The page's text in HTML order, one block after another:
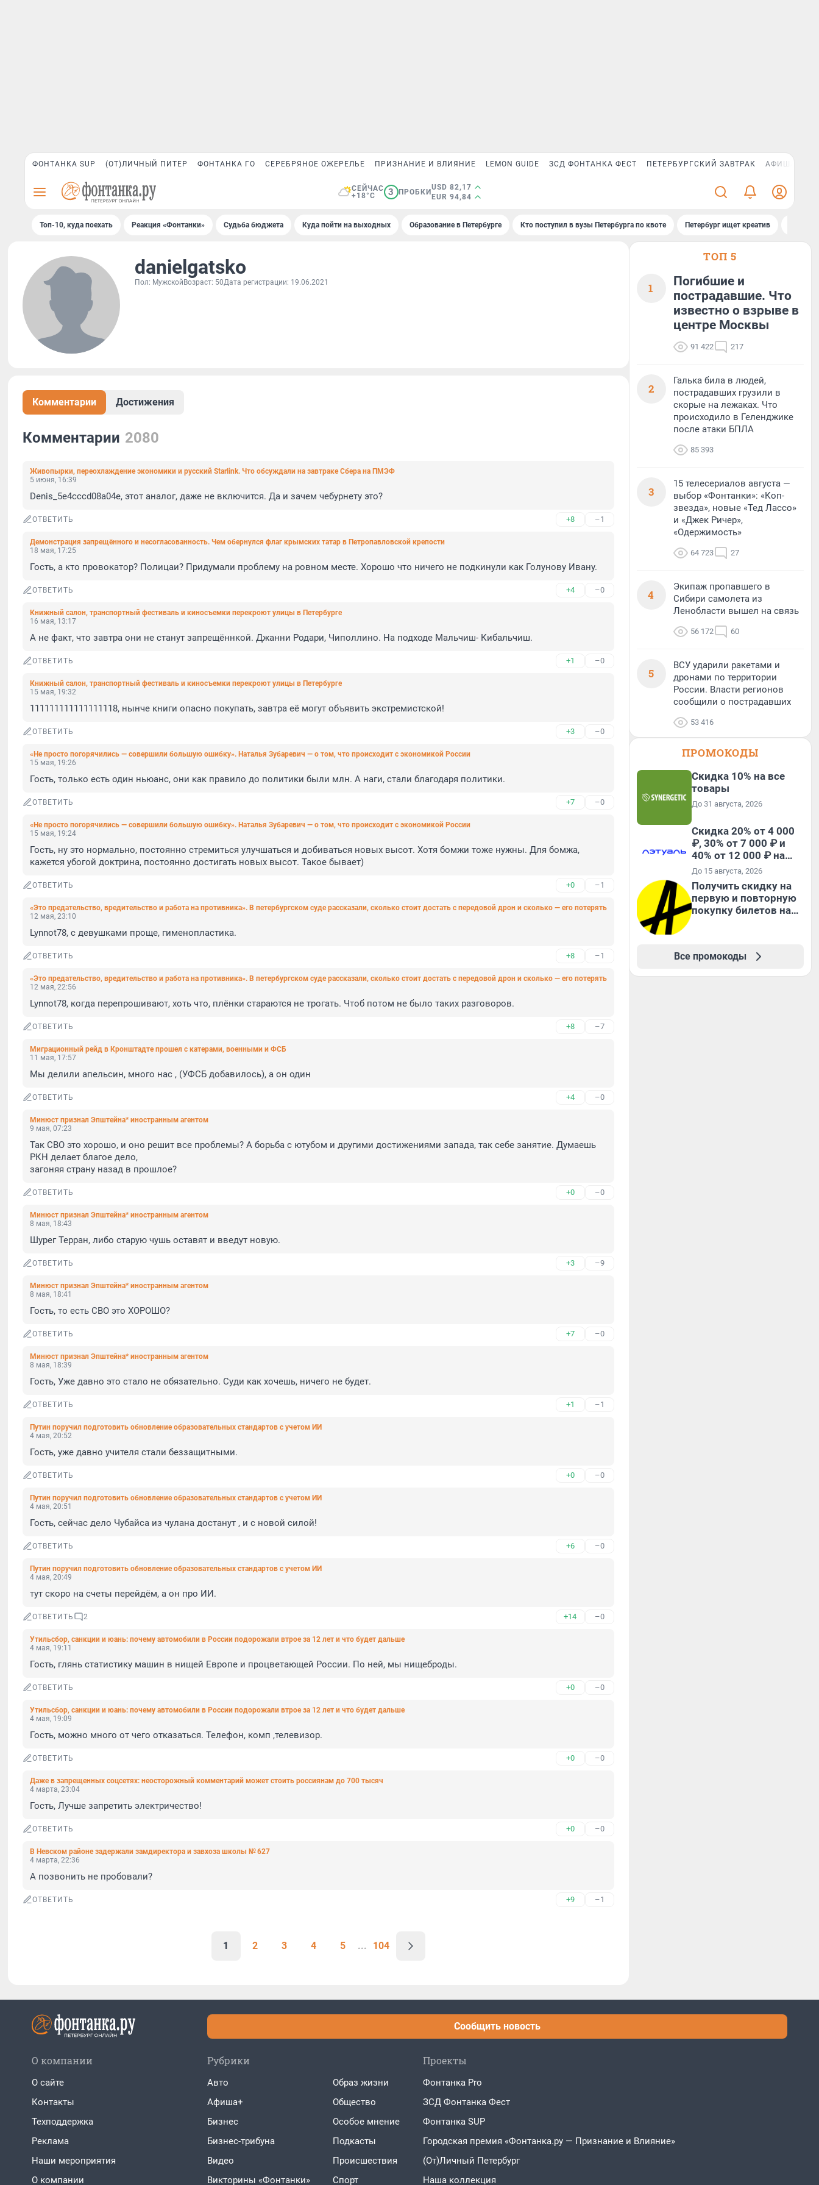
ФОНТАНКА SUP (ОТ)ЛИЧНЫЙ ПИТЕР ФОНТАНКА ГО СЕРЕБРЯНОЕ ОЖЕРЕЛЬЕ ПРИЗНАНИЕ И ВЛИЯНИЕ LEMON GUIDE ЗСД ФОНТАНКА ФЕСТ ПЕТЕРБУРГСКИЙ ЗАВТРАК АФИША PLUS
СЕЙЧАС
+18°C
3 ПРОБКИ
USD 82,17
EUR 94,84
Топ-10, куда поехать Реакция «Фонтанки» Судьба бюджета Куда пойти на выходных Образование в Петербурге Кто поступил в вузы Петербурга по квоте Петербург ищет креатив
danielgatsko
Пол: Мужской Возраст: 50Дата регистрации: 19.06.2021
Комментарии Достижения
Комментарии 2080
Живопырки, переохлаждение экономики и русский Starlink. Что обсуждали на завтраке Сбера на ПМЭФ
5 июня, 16:39
Denis_5e4cccd08a04e, этот аналог, даже не включится. Да и зачем чебурнету это?
ОТВЕТИТЬ +8 –1
Демонстрация запрещённого и несогласованность. Чем обернулся флаг крымских татар в Петропавловской крепости
18 мая, 17:25
Гость, а кто провокатор? Полицаи? Придумали проблему на ровном месте. Хорошо что ничего не подкинули как Голунову Ивану.
ОТВЕТИТЬ +4 –0
Книжный салон, транспортный фестиваль и киносъемки перекроют улицы в Петербурге
16 мая, 13:17
А не факт, что завтра они не станут запрещённкой. Джанни Родари, Чиполлино. На подходе Мальчиш- Кибальчиш.
ОТВЕТИТЬ +1 –0
Книжный салон, транспортный фестиваль и киносъемки перекроют улицы в Петербурге
15 мая, 19:32
111111111111111118, нынче книги опасно покупать, завтра её могут объявить экстремистской!
ОТВЕТИТЬ +3 –0
«Не просто погорячились — совершили большую ошибку». Наталья Зубаревич — о том, что происходит с экономикой России
15 мая, 19:26
Гость, только есть один ньюанс, они как правило до политики были млн. А наги, стали благодаря политики.
ОТВЕТИТЬ +7 –0
«Не просто погорячились — совершили большую ошибку». Наталья Зубаревич — о том, что происходит с экономикой России
15 мая, 19:24
Гость, ну это нормально, постоянно стремиться улучшаться и добиваться новых высот. Хотя бомжи тоже нужны. Для бомжа,
кажется убогой доктрина, постоянно достигать новых высот. Такое бывает)
ОТВЕТИТЬ +0 –1
«Это предательство, вредительство и работа на противника». В петербургском суде рассказали, сколько стоит достать с передовой дрон и сколько — его потерять
12 мая, 23:10
Lynnot78, с девушками проще, гименопластика.
ОТВЕТИТЬ +8 –1
«Это предательство, вредительство и работа на противника». В петербургском суде рассказали, сколько стоит достать с передовой дрон и сколько — его потерять
12 мая, 22:56
Lynnot78, когда перепрошивают, хоть что, плёнки стараются не трогать. Чтоб потом не было таких разговоров.
ОТВЕТИТЬ +8 –7
Миграционный рейд в Кронштадте прошел с катерами, военными и ФСБ
11 мая, 17:57
Мы делили апельсин, много нас , (УФСБ добавилось), а он один
ОТВЕТИТЬ +4 –0
Минюст признал Эпштейна* иностранным агентом
9 мая, 07:23
Так СВО это хорошо, и оно решит все проблемы? А борьба с ютубом и другими достижениями запада, так себе занятие. Думаешь
РКН делает благое дело,
загоняя страну назад в прошлое?
ОТВЕТИТЬ +0 –0
Минюст признал Эпштейна* иностранным агентом
8 мая, 18:43
Шурег Терран, либо старую чушь оставят и введут новую.
ОТВЕТИТЬ +3 –9
Минюст признал Эпштейна* иностранным агентом
8 мая, 18:41
Гость, то есть СВО это ХОРОШО?
ОТВЕТИТЬ +7 –0
Минюст признал Эпштейна* иностранным агентом
8 мая, 18:39
Гость, Уже давно это стало не обязательно. Суди как хочешь, ничего не будет.
ОТВЕТИТЬ +1 –1
Путин поручил подготовить обновление образовательных стандартов с учетом ИИ
4 мая, 20:52
Гость, уже давно учителя стали беззащитными.
ОТВЕТИТЬ +0 –0
Путин поручил подготовить обновление образовательных стандартов с учетом ИИ
4 мая, 20:51
Гость, сейчас дело Чубайса из чулана достанут , и с новой силой!
ОТВЕТИТЬ +6 –0
Путин поручил подготовить обновление образовательных стандартов с учетом ИИ
4 мая, 20:49
тут скоро на счеты перейдём, а он про ИИ.
ОТВЕТИТЬ 2 +14 –0
Утильсбор, санкции и юань: почему автомобили в России подорожали втрое за 12 лет и что будет дальше
4 мая, 19:11
Гость, глянь статистику машин в нищей Европе и процветающей России. По ней, мы нищеброды.
ОТВЕТИТЬ +0 –0
Утильсбор, санкции и юань: почему автомобили в России подорожали втрое за 12 лет и что будет дальше
4 мая, 19:09
Гость, можно много от чего отказаться. Телефон, комп ,телевизор.
ОТВЕТИТЬ +0 –0
Даже в запрещенных соцсетях: неосторожный комментарий может стоить россиянам до 700 тысяч
4 марта, 23:04
Гость, Лучше запретить электричество!
ОТВЕТИТЬ +0 –0
В Невском районе задержали замдиректора и завхоза школы № 627
4 марта, 22:36
А позвонить не пробовали?
ОТВЕТИТЬ +9 –1
1 2 3 4 5 ... 104
ТОП 5
1
Погибшие и
пострадавшие. Что
известно о взрыве в
центре Москвы
91 422 217
2
Галька била в людей,
пострадавших грузили в
скорые на лежаках. Что
происходило в Геленджике
после атаки БПЛА
85 393
3
15 телесериалов августа —
выбор «Фонтанки»: «Коп-
звезда», новые «Тед Лассо»
и «Джек Ричер»,
«Одержимость»
64 723 27
4
Экипаж пропавшего в
Сибири самолета из
Ленобласти вышел на связь
56 172 60
5
ВСУ ударили ракетами и
дронами по территории
России. Власти регионов
сообщили о пострадавших
53 416
ПРОМОКОДЫ
Скидка 10% на все
товары
До 31 августа, 2026
Скидка 20% от 4 000
₽, 30% от 7 000 ₽ и
40% от 12 000 ₽ на
первый и все
повторные заказы по
промокоду ТРЕНД
До 15 августа, 2026
Получить скидку на
первую и повторную
покупку билетов на
Все промокоды
Сообщить новость
О компании
О сайте
Контакты
Техподдержка
Реклама
Наши мероприятия
О компании
Рубрики
Авто
Афиша+
Бизнес
Бизнес-трибуна
Видео
Викторины «Фонтанки»
Образ жизни
Общество
Особое мнение
Подкасты
Проиcшествия
Спорт
Проекты
Фонтанка Pro
ЗСД Фонтанка Фест
Фонтанка SUP
Городская премия «Фонтанка.ру — Признание и Влияние»
(От)Личный Петербург
Наша коллекция